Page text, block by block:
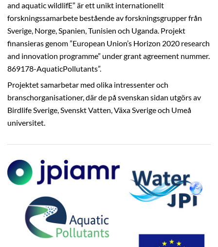
and aquatic wildlifE” är ett unikt internationellt
forskningssamarbete bestående av forskningsgrupper från
Sverige, Norge, Spanien, Tunisien och Uganda. Projekt
finansieras genom ”European Union’s Horizon 2020 research
and innovation programme” under grant agreement nummer.
869178-AquaticPollutants”.
Projektet samarbetar med olika intressenter och
branschorganisationer, där de på svenskan sidan utgörs av
Birdlife Sverige, Svenskt Vatten, Växa Sverige och Umeå
universitet.